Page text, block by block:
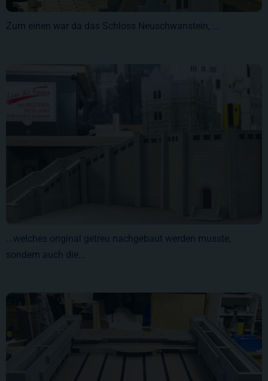
Zum einen war da das Schloss Neuschwanstein, ...
...welches original getreu nachgebaut werden musste,
sondern auch die...